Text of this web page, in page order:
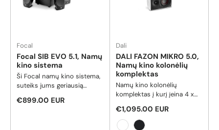
Focal
Focal SIB EVO 5.1, Namų
kino sistema
Ši Focal namų kino sistema,
suteiks jums geriausią
didžiausius pojūčius žiūrint
Reguliari kaina
€899.00 EUR
Dali
DALI FAZON MIKRO 5.0,
Namų kino kolonėlių
komplektas
Namų kino kolonėlių
komplektas į kurį įeina 4 x
VOCAL kolonėlės.
Reguliari kaina
€1,095.00 EUR